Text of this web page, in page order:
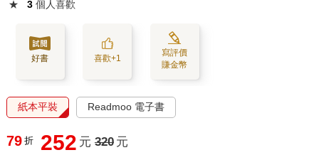
★ 3 個人喜歡
好書 喜歡+1
寫評價
賺金幣
紙本平裝 Readmoo 電子書
79 折 252 元 320 元